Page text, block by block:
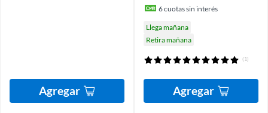
Agregar
6cuotas sin interés
Llega mañana
Retira mañana
(1)
Agregar